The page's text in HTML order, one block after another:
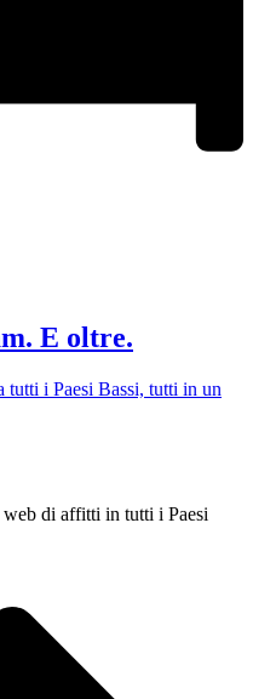
E oltre.
i Paesi Bassi, tutti in un
di affitti in tutti i Paesi